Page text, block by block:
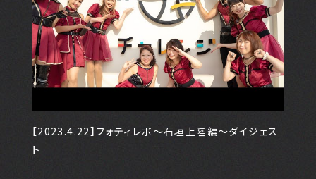
【2023.4.22】フォティレボ～石垣上陸編～ダイジェス
ト